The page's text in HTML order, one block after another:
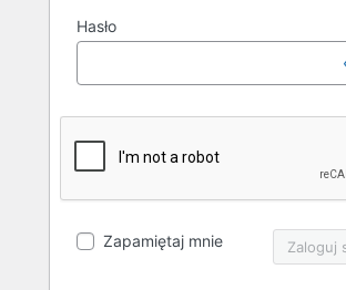
Hasło
Zapamiętaj mnie